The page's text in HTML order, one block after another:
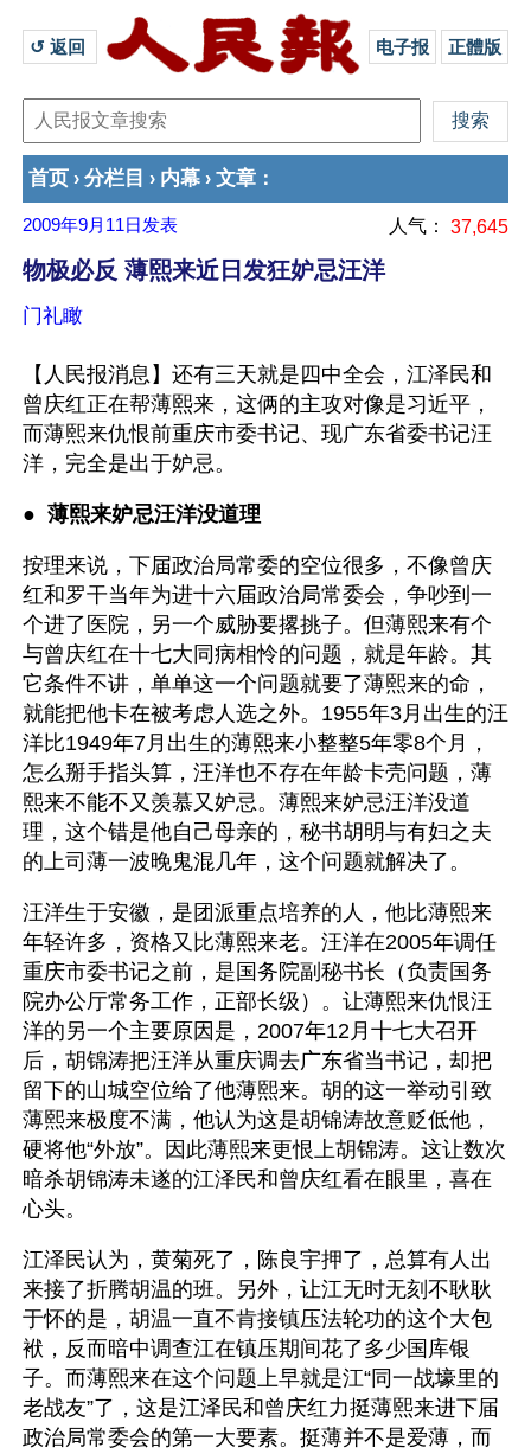
↺ 返回 电子报 正體版
首页 › 分栏目 › 内幕 › 文章 ：
2009年9月11日 发表 人气： 37,645
物极必反 薄熙来近日发狂妒忌汪洋
门礼瞰
【人民报消息】还有三天就是四中全会，江泽民和
曾庆红正在帮薄熙来，这俩的主攻对像是习近平，
而薄熙来仇恨前重庆市委书记、现广东省委书记汪
洋，完全是出于妒忌。
● 薄熙来妒忌汪洋没道理
按理来说，下届政治局常委的空位很多，不像曾庆
红和罗干当年为进十六届政治局常委会，争吵到一
个进了医院，另一个威胁要撂挑子。但薄熙来有个
与曾庆红在十七大同病相怜的问题，就是年龄。其
它条件不讲，单单这一个问题就要了薄熙来的命，
就能把他卡在被考虑人选之外。1955年3月出生的汪
洋比1949年7月出生的薄熙来小整整5年零8个月，
怎么掰手指头算，汪洋也不存在年龄卡壳问题，薄
熙来不能不又羡慕又妒忌。薄熙来妒忌汪洋没道
理，这个错是他自己母亲的，秘书胡明与有妇之夫
的上司薄一波晚鬼混几年，这个问题就解决了。
汪洋生于安徽，是团派重点培养的人，他比薄熙来
年轻许多，资格又比薄熙来老。汪洋在2005年调任
重庆市委书记之前，是国务院副秘书长（负责国务
院办公厅常务工作，正部长级）。让薄熙来仇恨汪
洋的另一个主要原因是，2007年12月十七大召开
后，胡锦涛把汪洋从重庆调去广东省当书记，却把
留下的山城空位给了他薄熙来。胡的这一举动引致
薄熙来极度不满，他认为这是胡锦涛故意贬低他，
硬将他“外放”。因此薄熙来更恨上胡锦涛。这让数次
暗杀胡锦涛未遂的江泽民和曾庆红看在眼里，喜在
心头。
江泽民认为，黄菊死了，陈良宇押了，总算有人出
来接了折腾胡温的班。另外，让江无时无刻不耿耿
于怀的是，胡温一直不肯接镇压法轮功的这个大包
袱，反而暗中调查江在镇压期间花了多少国库银
子。而薄熙来在这个问题上早就是江“同一战壕里的
老战友”了，这是江泽民和曾庆红力挺薄熙来进下届
政治局常委会的第一大要素。挺薄并不是爱薄，而